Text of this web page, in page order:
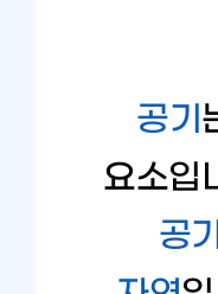
공기
요소입
공기